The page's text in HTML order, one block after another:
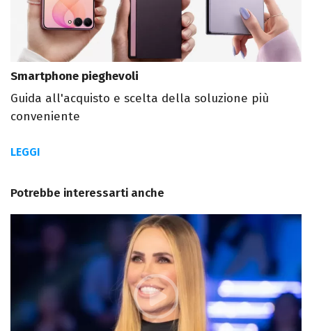
Smartphone pieghevoli
Guida all'acquisto e scelta della soluzione più
conveniente
LEGGI
Potrebbe interessarti anche